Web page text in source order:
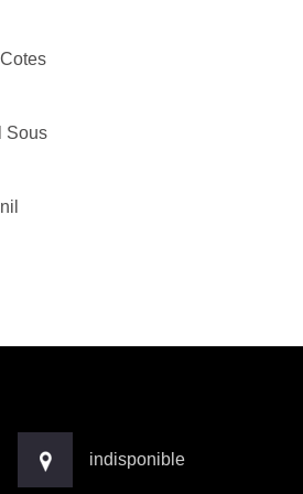
Sous
indisponible